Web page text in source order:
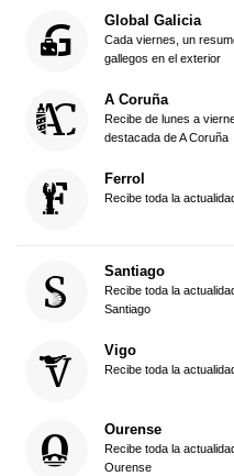
Global Galicia
Cada viernes, un
gallegos en el exterior
A Coruña
Recibe de lunes a
destacada de A Coruña
Ferrol
Recibe toda la
Santiago
Recibe toda la
Santiago
Vigo
Recibe toda la
Ourense
Recibe toda la
Ourense